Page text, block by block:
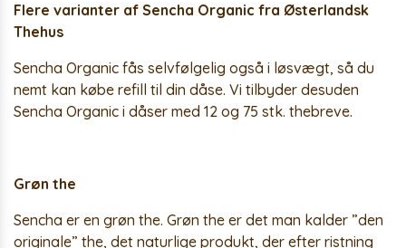
Flere varianter af Sencha Organic fra Østerlandsk
Thehus
Sencha Organic fås selvfølgelig også i løsvægt, så du
nemt kan købe refill til din dåse. Vi tilbyder desuden
Sencha Organic i dåser med 12 og 75 stk. thebreve.
Grøn the
Sencha er en grøn the. Grøn the er det man kalder ”den
originale” the, det naturlige produkt, der efter ristning